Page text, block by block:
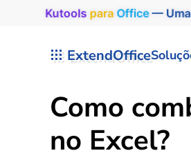
Kutools para Office— Uma
ExtendOffice
Como
no Excel?